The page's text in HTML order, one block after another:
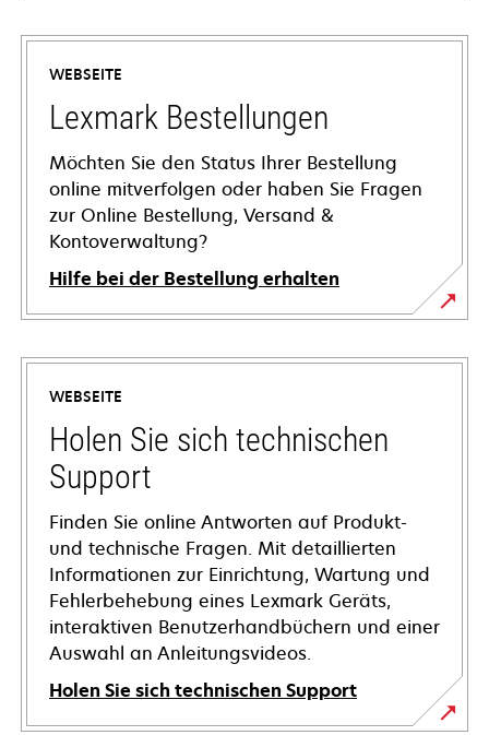
WEBSEITE
Lexmark Bestellungen
Möchten Sie den Status Ihrer Bestellung
online mitverfolgen oder haben Sie Fragen
zur Online Bestellung, Versand &
Kontoverwaltung?
Hilfe bei der Bestellung erhalten
WEBSEITE
Holen Sie sich technischen
Support
Finden Sie online Antworten auf Produkt-
und technische Fragen. Mit detaillierten
Informationen zur Einrichtung, Wartung und
Fehlerbehebung eines Lexmark Geräts,
interaktiven Benutzerhandbüchern und einer
Auswahl an Anleitungsvideos.
Holen Sie sich technischen Support
wird